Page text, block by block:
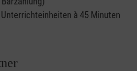
à 45 Minuten